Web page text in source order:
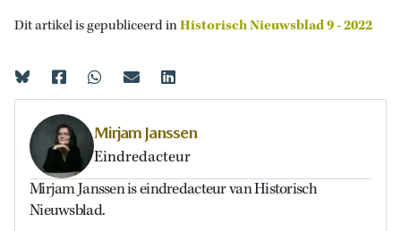
Dit artikel is gepubliceerd inHistorisch Nieuwsblad 9 - 2022
Mirjam Janssen
Eindredacteur
Mirjam Janssen is eindredacteur van Historisch
Nieuwsblad.